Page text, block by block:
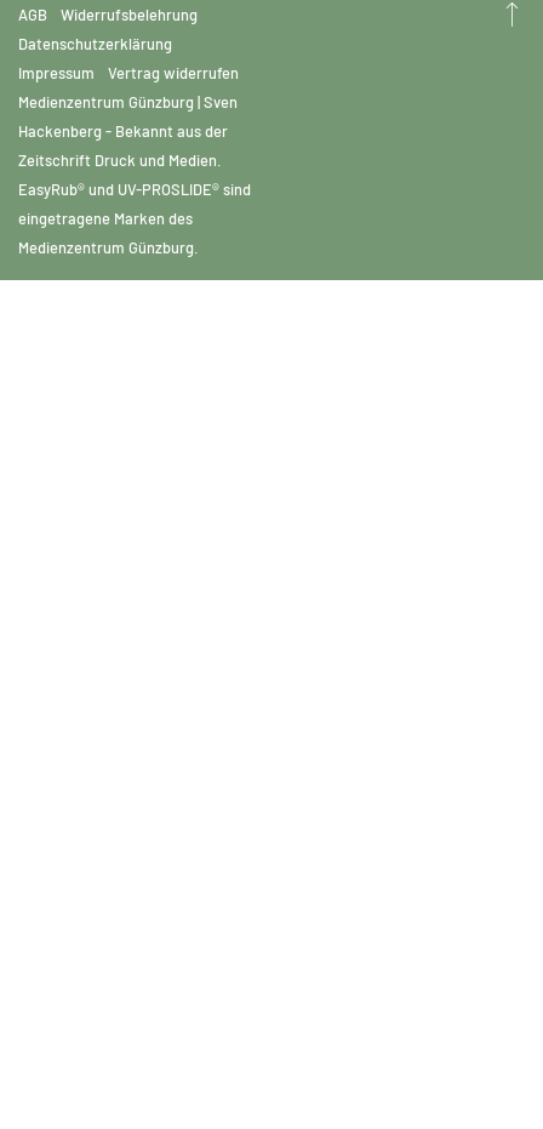
AGB
Widerrufsbelehrung
Datenschutzerklärung
Impressum
Vertrag widerrufen
Medienzentrum Günzburg | Sven
Hackenberg - Bekannt aus der
Zeitschrift Druck und Medien.
EasyRub® und UV-PROSLIDE® sind
eingetragene Marken des
Medienzentrum Günzburg.